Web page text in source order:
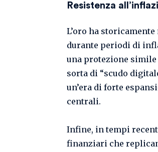
Resistenza
L’oro ha
durante periodi di
una protezione
sorta di “scudo
un’era di forte
centrali.
Infine, in tempi
finanziari che